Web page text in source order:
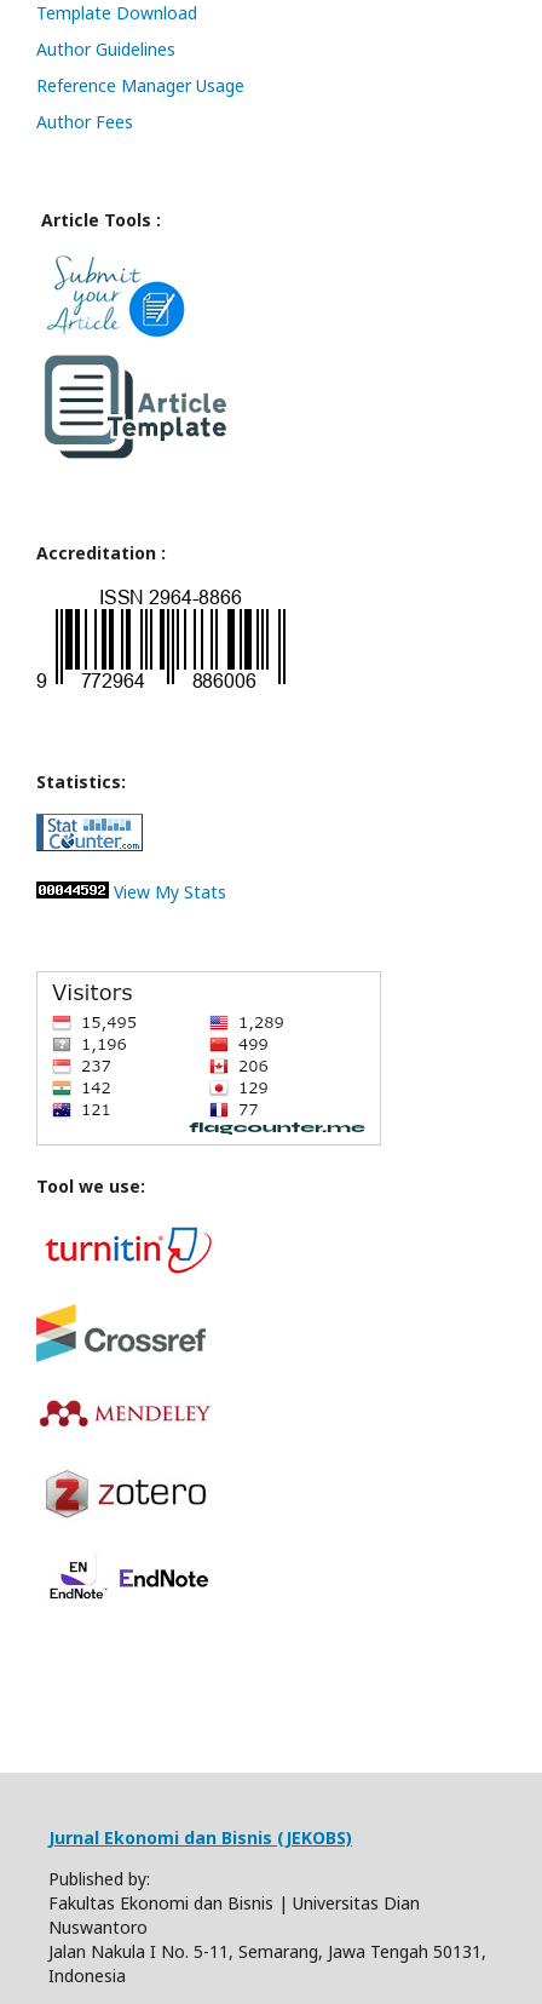
Template Download
Author Guidelines
Reference Manager Usage
Author Fees
Article Tools :
Accreditation :
Statistics:
View My Stats
Tool we use:
Jurnal Ekonomi dan Bisnis (JEKOBS)
Published by:
Fakultas Ekonomi dan Bisnis | Universitas Dian
Nuswantoro
Jalan Nakula I No. 5-11, Semarang, Jawa Tengah 50131,
Indonesia